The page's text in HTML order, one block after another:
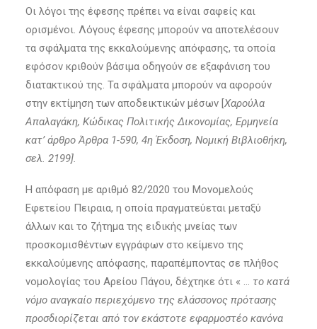
Οι λόγοι της έφεσης πρέπει να είναι σαφείς και
ορισμένοι. Λόγους έφεσης μπορούν να αποτελέσουν
τα σφάλματα της εκκαλούμενης απόφασης, τα οποία
εφόσον κριθούν βάσιμα οδηγούν σε εξαφάνιση του
διατακτικού της. Τα σφάλματα μπορούν να αφορούν
στην εκτίμηση των αποδεικτικών μέσων [Χαρούλα
Απαλαγάκη, Κώδικας Πολιτικής Δικονομίας, Ερμηνεία
κατ’ άρθρο Άρθρα 1-590, 4η Έκδοση, Νομική Βιβλιοθήκη,
σελ. 2199].
Η απόφαση με αριθμό 82/2020 του Μονομελούς
Εφετείου Πειραια, η οποία πραγματεύεται μεταξύ
άλλων και το ζήτημα της ειδικής μνείας των
προσκομισθέντων εγγράφων στο κείμενο της
εκκαλούμενης απόφασης, παραπέμποντας σε πλήθος
νομολογίας του Αρείου Πάγου, δέχτηκε ότι « … το κατά
νόμο αναγκαίο περιεχόμενο της ελάσσονος πρότασης
προσδιορίζεται από τον εκάστοτε εφαρμοστέο κανόνα